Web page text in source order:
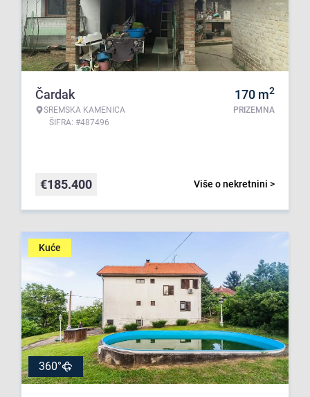
Čardak
SREMSKA KAMENICA
ŠIFRA: #487496
170 m2
PRIZEMNA
Više o nekretnini >
€185.400
Kuće
360°